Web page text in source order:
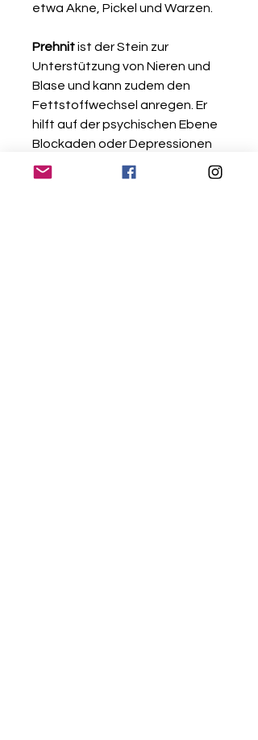
etwa Akne, Pickel und Warzen.
Prehnitist der Stein zur
Unterstützung von Nieren und
Blase und kann zudem den
Fettstoffwechsel anregen. Er
hilft auf der psychischen Ebene
Blockaden oder Depressionen
zu lösen, die durch
unverarbeitete oder